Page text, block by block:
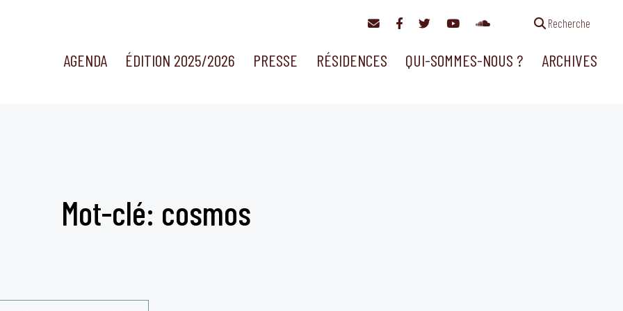
Recherche
AGENDA ÉDITION 2025/2026 PRESSE RÉSIDENCES QUI-SOMMES-NOUS ? ARCHIVES
Mot-clé: cosmos